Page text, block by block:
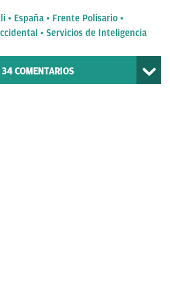
España
Frente Polisario
Servicios de Inteligencia
34COMENTARIOS